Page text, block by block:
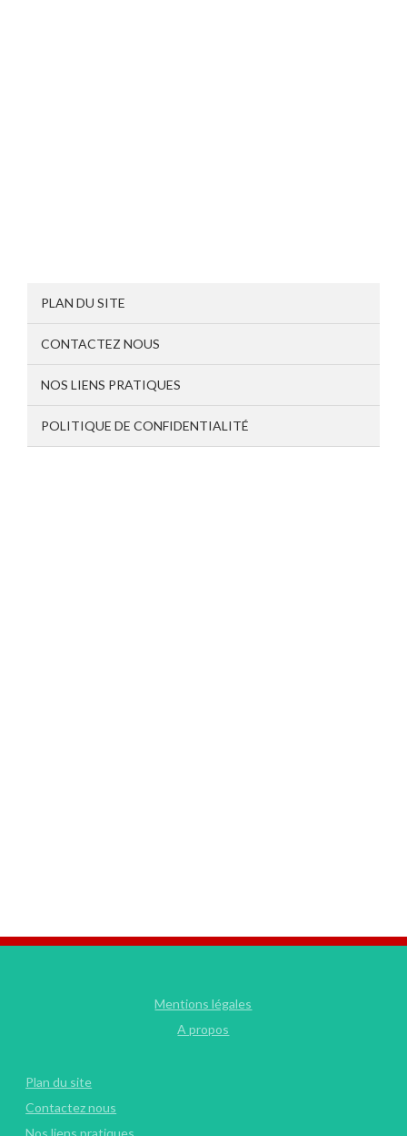
PLAN DU SITE
CONTACTEZ NOUS
NOS LIENS PRATIQUES
POLITIQUE DE CONFIDENTIALITÉ
Mentions légales
A propos
Plan du site
Contactez nous